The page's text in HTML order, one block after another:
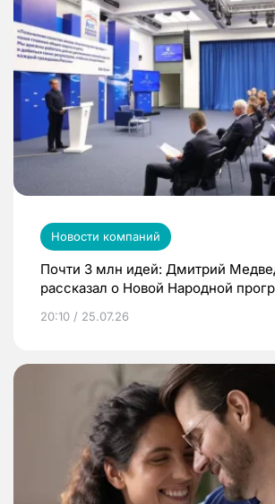
Новости компаний
Почти 3 млн идей: Дмитрий
рассказал о Новой Народной
20:10 / 25.07.26